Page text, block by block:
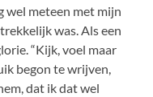
wel meteen met mijn
was. Als een
“Kijk, voel maar
begon te wrijven,
dat ik dat wel